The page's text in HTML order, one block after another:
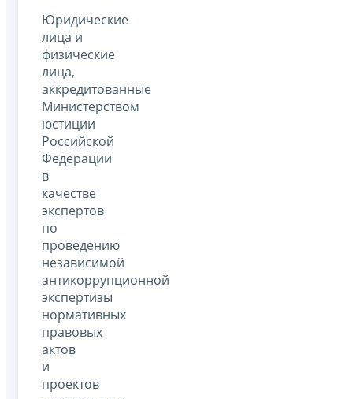
Юридические
лица и
физические
лица,
аккредитованные
Министерством
юстиции
Российской
Федерации
в
качестве
экспертов
по
проведению
независимой
антикоррупционной
экспертизы
нормативных
правовых
актов
и
проектов